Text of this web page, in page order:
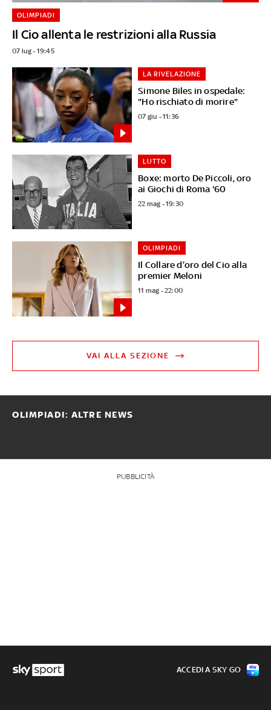
Il Cio allenta le restrizioni alla Russia
OLIMPIADI
07 lug - 19:45
Simone Biles in ospedale:
"Ho rischiato di morire"
LA RIVELAZIONE
07 giu - 11:36
Boxe: morto De Piccoli, oro
ai Giochi di Roma '60
LUTTO
22 mag - 19:30
Il Collare d’oro del Cio alla
premier Meloni
OLIMPIADI
11 mag - 22:00
VAI ALLA SEZIONE
OLIMPIADI: ALTRE NEWS
PUBBLICITÀ
ACCEDI A SKY GO